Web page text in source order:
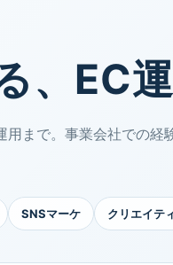
、EC
まで。事業会社での経
SNSマーケ クリエイテ